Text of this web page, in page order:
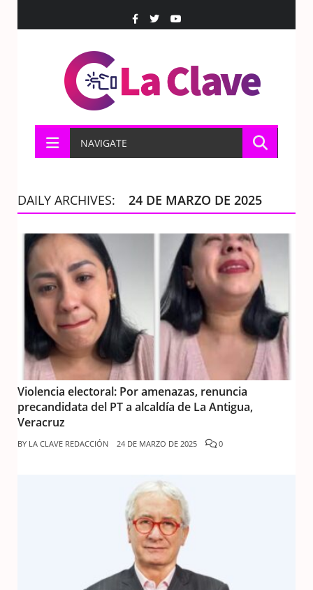
NAVIGATE
DAILY ARCHIVES: 24 DE MARZO DE 2025
Violencia electoral: Por amenazas, renuncia
precandidata del PT a alcaldía de La Antigua,
Veracruz
BY LA CLAVE REDACCIÓN 24 DE MARZO DE 2025 0